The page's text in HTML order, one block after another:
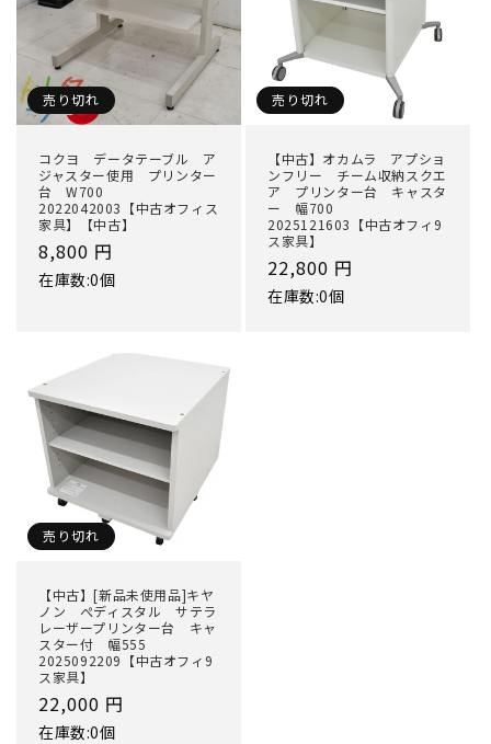
売り切れ
コクヨ データテーブル ア
ジャスター使用 プリンター
台 W700
2022042003【中古オフィス
家具】【中古】
通
常
8,800 円
在庫数:0個
売り切れ
【中古】オカムラ アプショ
ンフリー チーム収納スクエ
ア プリンター台 キャスタ
ー 幅700
2025121603【中古オフィ9
ス家具】
通
常
22,800 円
在庫数:0個
売り切れ
【中古】[新品未使用品]キヤ
ノン ぺディスタル サテラ
レーザープリンター台 キャ
スター付 幅555
2025092209【中古オフィ9
ス家具】
通
常
22,000 円
在庫数:0個